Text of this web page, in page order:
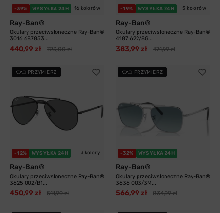
-39% WYSYŁKA 24H 16 kolorów
Ray-Ban®
Okulary przeciwsłoneczne Ray-Ban®
3016 687853...
440,99 zł 723,00 zł
-19% WYSYŁKA 24H 5 kolorów
Ray-Ban®
Okulary przeciwsłoneczne Ray-Ban®
4187 622/8G...
383,99 zł 471,99 zł
PRZYMIERZ
-12% WYSYŁKA 24H 3 kolory
Ray-Ban®
Okulary przeciwsłoneczne Ray-Ban®
3625 002/B1...
450,99 zł 511,99 zł
PRZYMIERZ
-32% WYSYŁKA 24H
Ray-Ban®
Okulary przeciwsłoneczne Ray-Ban®
3636 003/3M...
566,99 zł 834,99 zł